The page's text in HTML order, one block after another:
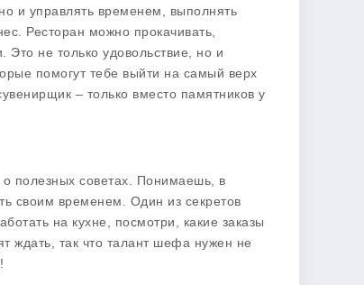
и управлять временем, выполнять
Ресторан можно прокачивать,
не только удовольствие, но и
помогут тебе выйти на самый верх
– только вместо памятников у
полезных советах. Понимаешь, в
своим временем. Один из секретов
на кухне, посмотри, какие заказы
ждать, так что талант шефа нужен не